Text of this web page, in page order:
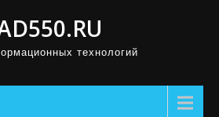
технологий